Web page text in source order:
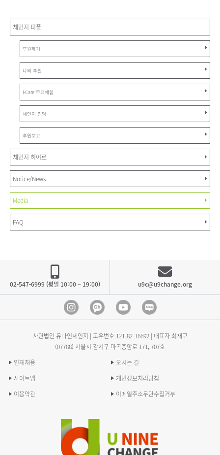
체인지 피플
후원하기
나의 후원
i-Care 무료체험
체인지 펀딩
후원보고
체인지 히어로
Notice/News
Media
FAQ
02-547-6999 (평일 10:00 ~ 19:00) u9c@u9change.org
InstagramKakao Channel
Youtube blog
사단법인 유나인체인지 | 고유번호 121-82-16692| 대표자 최재구
(07788) 서울시 강서구 마곡중앙로 171, 707호
인재채용
오시는 길
사이트맵
개인정보처리방침
이용약관
이메일주소무단수집거부